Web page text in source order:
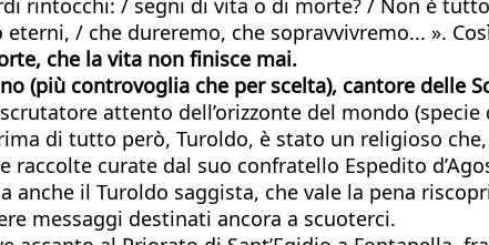
rintocchi: / segni di vita o di morte? / Non è
/ che dureremo, che sopravvivremo... ».
che la vita non finisce mai.
(più controvoglia che per scelta), cantore delle
attento dell’orizzonte del mondo
di tutto però, Turoldo, è stato un religioso
raccolte curate dal suo confratello Espedito
anche il Turoldo saggista, che vale la pena
messaggi destinati ancora a scuoterci.